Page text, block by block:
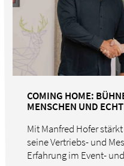
COMING HOME:
MENSCHEN UND
Mit Manfred Hofer
seine Vertriebs- und
Erfahrung im Event-